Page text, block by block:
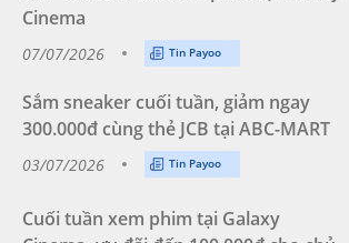
Cinema
07/07/2026 Tin Payoo
Sắm sneaker cuối tuần, giảm ngay
300.000đ cùng thẻ JCB tại ABC-MART
03/07/2026 Tin Payoo
Cuối tuần xem phim tại Galaxy